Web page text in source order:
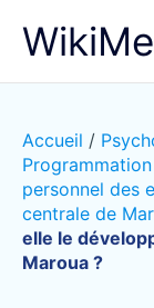
Accueil /
personnel des
centrale de
elle le
Maroua ?